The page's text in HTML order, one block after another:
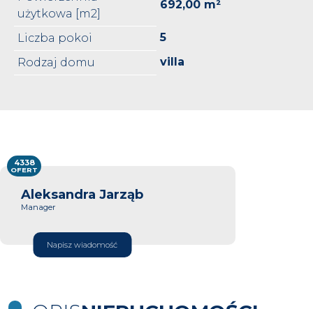
użytkowa [m2]
692,00 m²
Liczba pokoi
5
Rodzaj domu
villa
Aleksandra Jarząb
Manager
Napisz wiadomość
4338
OFERT